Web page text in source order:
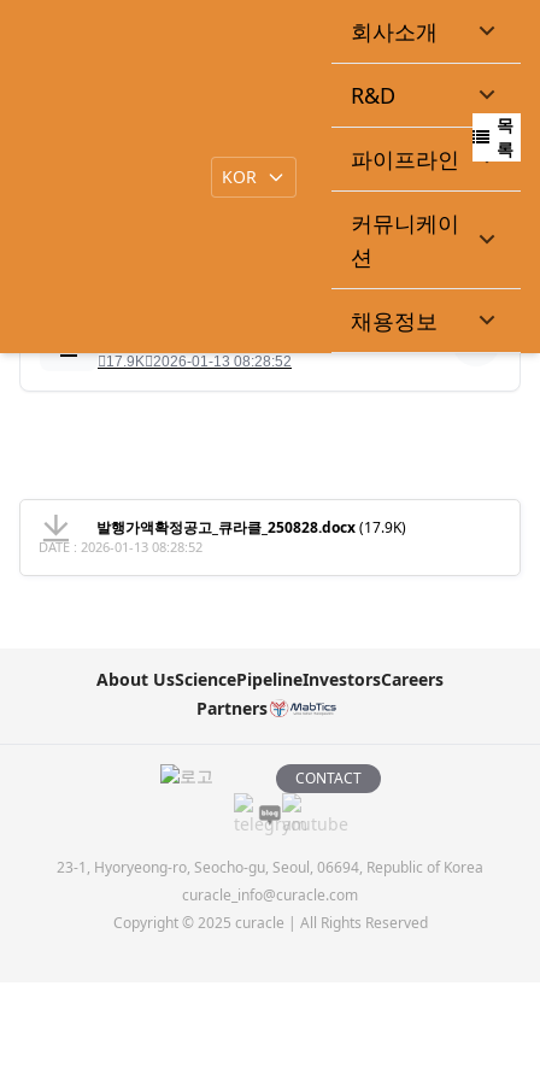
회사소개
R&D
파이프라인
커뮤니케이
션
채용정보
목
록
발행가액확정공고_큐라클_250828.docx
17.9K 2026-01-13 08:28:52
발행가액확정공고_큐라클_250828.docx(17.9K)
DATE : 2026-01-13 08:28:52
About UsSciencePipelineInvestorsCareers
Partners
CONTACT
23-1, Hyoryeong-ro, Seocho-gu, Seoul, 06694, Republic of Korea
curacle_info@curacle.com
Copyright © 2025 curacle | All Rights Reserved